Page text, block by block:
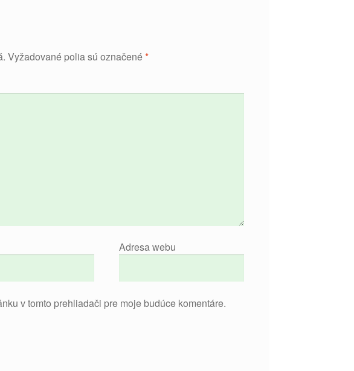
Vyžadované polia sú označené*
Adresa webu
v tomto prehliadači pre moje budúce komentáre.